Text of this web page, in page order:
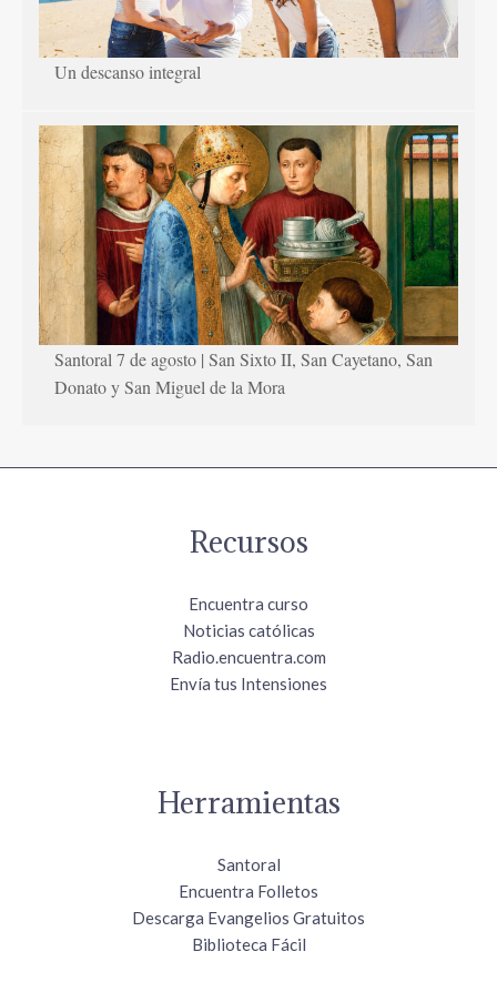
Un descanso integral
Santoral 7 de agosto | San Sixto II, San Cayetano, San
Donato y San Miguel de la Mora
Recursos
Encuentra curso
Noticias católicas
Radio.encuentra.com
Envía tus Intensiones
Herramientas
Santoral
Encuentra Folletos
Descarga Evangelios Gratuitos
Biblioteca Fácil